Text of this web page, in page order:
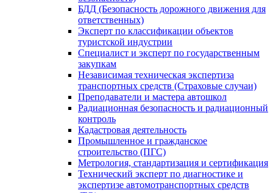
БДД (Безопасность дорожного движения для
ответственных)
Эксперт по классификации объектов
туристской индустрии
Специалист и эксперт по государственным
закупкам
Независимая техническая экспертиза
транспортных средств (Страховые случаи)
Преподаватели и мастера автошкол
Радиационная безопасность и радиационный
контроль
Кадастровая деятельность
Промышленное и гражданское
строительство (ПГС)
Метрология, стандартизация и сертификация
Технический эксперт по диагностике и
экспертизе автомотранспортных средств